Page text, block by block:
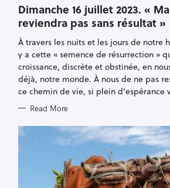
T
E
G
O
R
I
E
S
Dimanche 16 juillet 2023. «
reviendra pas sans résultat »
À travers les nuits et les jours de notre
y a cette « semence de résurrection »
croissance, discrète et obstinée, en
déjà, notre monde. À nous de ne pas
ce chemin de vie, si plein d’espérance
Read More